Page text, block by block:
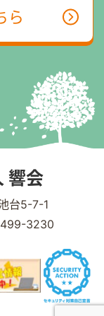
ら
響会
台5-7-1
3230